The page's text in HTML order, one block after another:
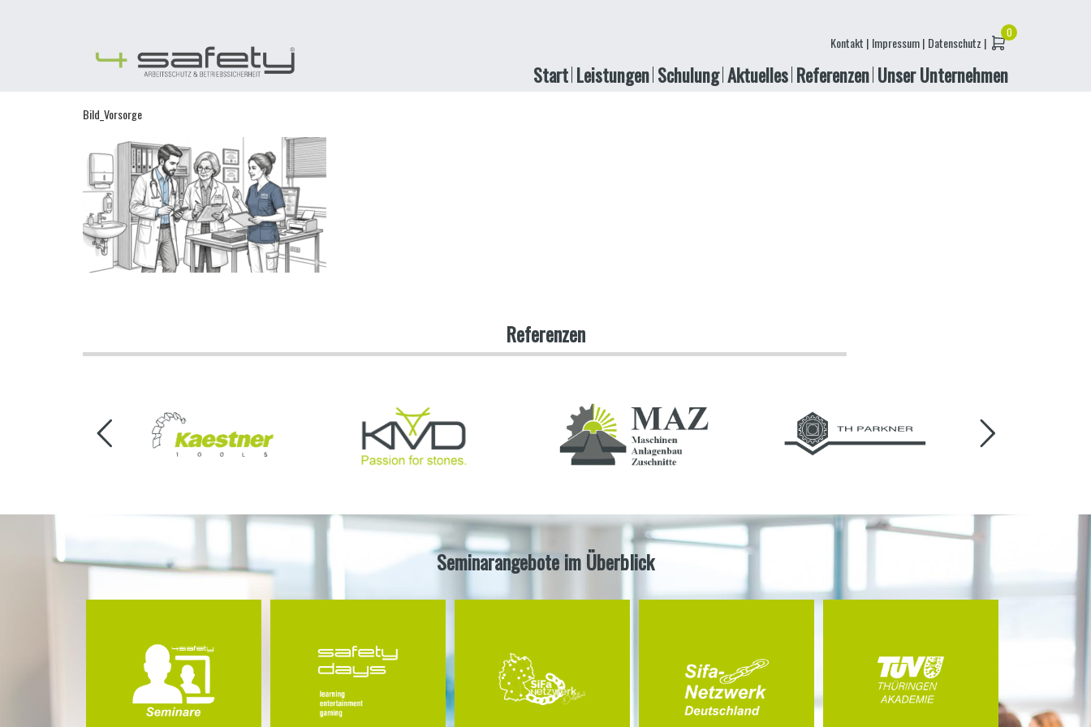
Kontakt | Impressum | Datenschutz |
Start Leistungen Schulung Aktuelles Referenzen Unser Unternehmen
Bild_Vorsorge
Referenzen
Seminarangebote im Überblick